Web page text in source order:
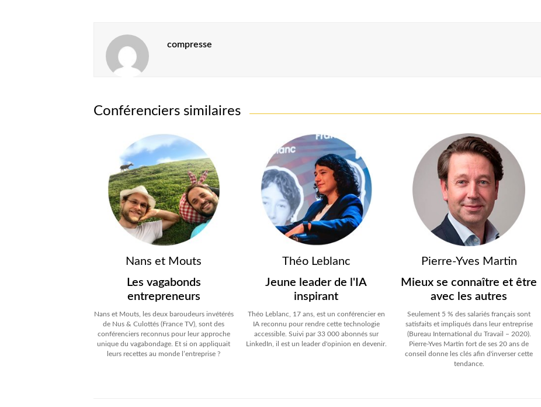
compresse
Conférenciers similaires
Nans et Mouts
Les vagabonds
entrepreneurs
Nans et Mouts, les deux baroudeurs invétérés
de Nus & Culottés (France TV), sont des
conférenciers reconnus pour leur approche
unique du vagabondage. Et si on appliquait
leurs recettes au monde l’entreprise ?
Théo Leblanc
Jeune leader de l'IA
inspirant
Théo Leblanc, 17 ans, est un conférencier en
IA reconnu pour rendre cette technologie
accessible. Suivi par 33 000 abonnés sur
LinkedIn, il est un leader d'opinion en devenir.
Pierre-Yves Martin
Mieux se connaître et être
avec les autres
Seulement 5 % des salariés français sont
satisfaits et impliqués dans leur entreprise
(Bureau International du Travail – 2020).
Pierre-Yves Martin fort de ses 20 ans de
conseil donne les clés afin d'inverser cette
tendance.